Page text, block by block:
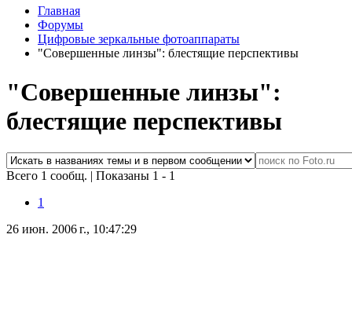
Главная
Форумы
Цифровые зеркальные фотоаппараты
"Совершенные линзы": блестящие перспективы
"Совершенные линзы":
блестящие перспективы
Всего 1 сообщ. | Показаны 1 - 1
1
26 июн. 2006 г., 10:47:29